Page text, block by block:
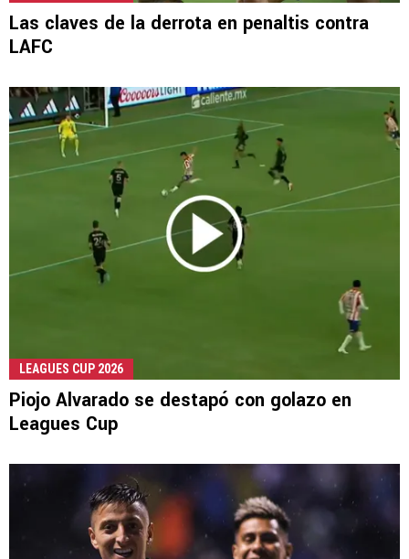
Las claves de la derrota en penaltis contra
LAFC
LEAGUES CUP 2026
Piojo Alvarado se destapó con golazo en
Leagues Cup